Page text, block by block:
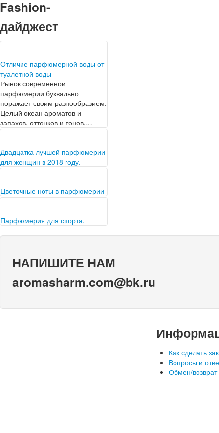
Fashion-
дайджест
Отличие парфюмерной воды от
туалетной воды
Рынок современной
парфюмерии буквально
поражает своим разнообразием.
Целый океан ароматов и
запахов, оттенков и тонов,…
Двадцатка лучшей парфюмерии
для женщин в 2018 году.
Любая девушка хотела бы
образ аромат. Однако
сложности действительно могут
Цветочные ноты в парфюмерии
Весна - прекрасное время,
уже смогли полюбоваться
Парфюмерия для спорта.
НАПИШИТЕ НАМ
aromasharm.com@bk.ru
Как сделать
Вопросы и
Обмен/возврат